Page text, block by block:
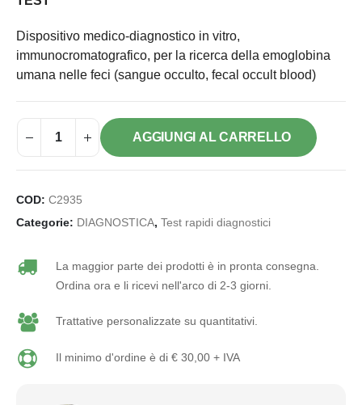
Dispositivo medico-diagnostico in vitro,
immunocromatografico, per la ricerca della emoglobina
umana nelle feci (sangue occulto, fecal occult blood)
AGGIUNGI AL CARRELLO
COD: C2935
Categorie: DIAGNOSTICA, Test rapidi diagnostici
La maggior parte dei prodotti è in pronta consegna.
Ordina ora e li ricevi nell'arco di 2-3 giorni.
Trattative personalizzate su quantitativi.
Il minimo d'ordine è di € 30,00 + IVA